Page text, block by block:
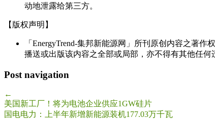
动地泄露给第三方。
【版权声明】
「EnergyTrend-集邦新能源网」所刊原创内容之著
播送或出版该内容之全部或局部，亦不得有其他任何
Post navigation
←
美国新工厂！将为电池企业供应1GW硅片
国电电力：上半年新增新能源装机177.03万千瓦